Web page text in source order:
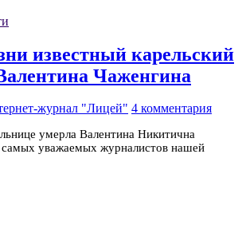
известный карельский
Чаженгина
журнал "Лицей" 4 комментария
умерла Валентина Никитична
уважаемых журналистов нашей